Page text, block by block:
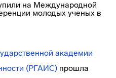
академии
(РГАИС) прошла